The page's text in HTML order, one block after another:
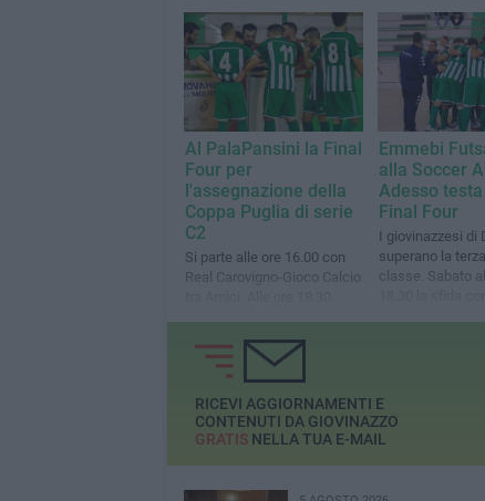
altre gare
Al PalaPansini la Final
Four per
l'assegnazione della
Coppa Puglia di serie
C2
Si parte alle ore 16.00 con
Real Carovigno-Gioco Calcio
Cus Foggia
Emmebi
alla Soccer
Adesso
Final Four
I giovinazzesi di
superano la
classe. Sabato
18.30 la sfida
RICEVI AGGIORNAMENTI E
CONTENUTI DA GIOVINAZZO
GRATISNELLA TUA E-MAIL